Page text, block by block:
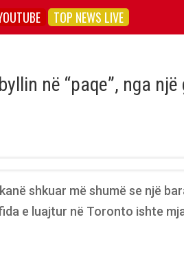
TOP NEWS LIVE
në “paqe”, nga
shkuar më shumë se një
e luajtur në Toronto ishte